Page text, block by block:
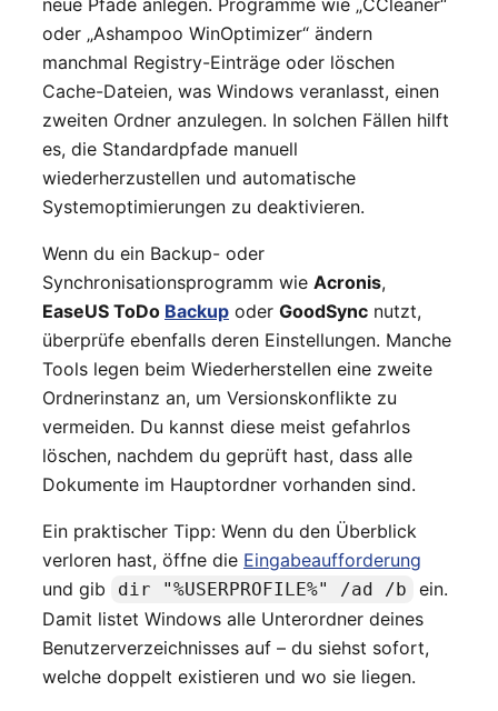
oder „Ashampoo WinOptimizer“ ändern
manchmal Registry-Einträge oder löschen
Cache-Dateien, was Windows veranlasst, einen
zweiten Ordner anzulegen. In solchen Fällen hilft
es, die Standardpfade manuell
wiederherzustellen und automatische
Systemoptimierungen zu deaktivieren.
Wenn du ein Backup- oder
Synchronisationsprogramm wie Acronis,
EaseUS ToDo Backup oder GoodSync nutzt,
überprüfe ebenfalls deren Einstellungen. Manche
Tools legen beim Wiederherstellen eine zweite
Ordnerinstanz an, um Versionskonflikte zu
vermeiden. Du kannst diese meist gefahrlos
löschen, nachdem du geprüft hast, dass alle
Dokumente im Hauptordner vorhanden sind.
Ein praktischer Tipp: Wenn du den Überblick
verloren hast, öffne die Eingabeaufforderung
und gib
dir "%USERPROFILE%" /ad /b
ein.
Damit listet Windows alle Unterordner deines
Benutzerverzeichnisses auf – du siehst sofort,
welche doppelt existieren und wo sie liegen.